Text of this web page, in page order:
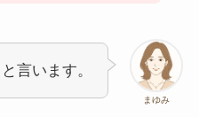
まゆみ
言います。